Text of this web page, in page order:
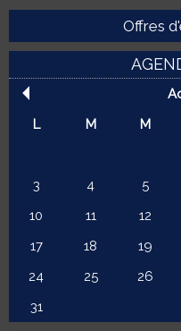
Offres
L
M M
3
4 5
10
11 12
17
18 19
24
25 26
31